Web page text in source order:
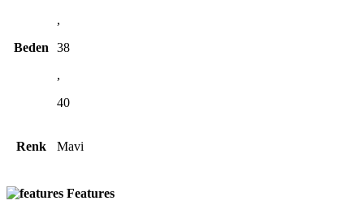
Beden
,
38
,
40
Renk Mavi
Features